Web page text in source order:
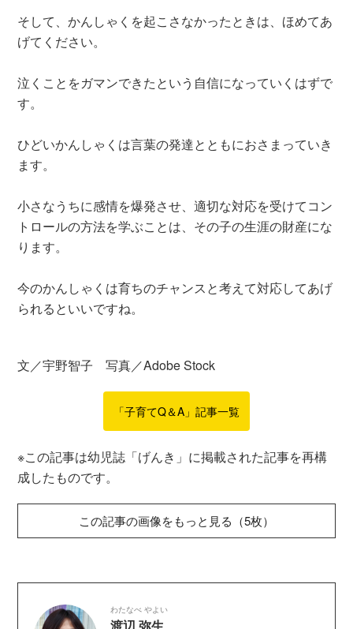
そして、かんしゃくを起こさなかったときは、ほめてあ
げてください。
泣くことをガマンできたという自信になっていくはずで
す。
ひどいかんしゃくは言葉の発達とともにおさまっていき
ます。
小さなうちに感情を爆発させ、適切な対応を受けてコン
トロールの方法を学ぶことは、その子の生涯の財産にな
ります。
今のかんしゃくは育ちのチャンスと考えて対応してあげ
られるといいですね。
文／宇野智子 写真／Adobe Stock
「子育てQ＆A」記事一覧
※この記事は幼児誌「げんき」に掲載された記事を再構
成したものです。
この記事の画像をもっと見る（5枚）
わたなべ やよい
渡辺 弥生